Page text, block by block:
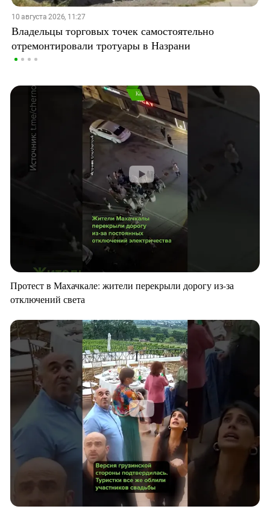
10 августа 2026, 11:27
Владельцы торговых точек самостоятельно
отремонтировали тротуары в Назрани
Протест в Махачкале: жители перекрыли дорогу из-за
отключений света